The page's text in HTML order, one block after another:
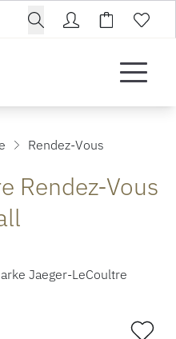
Rendez-Vous
Rendez-Vous
Jaeger-LeCoultre